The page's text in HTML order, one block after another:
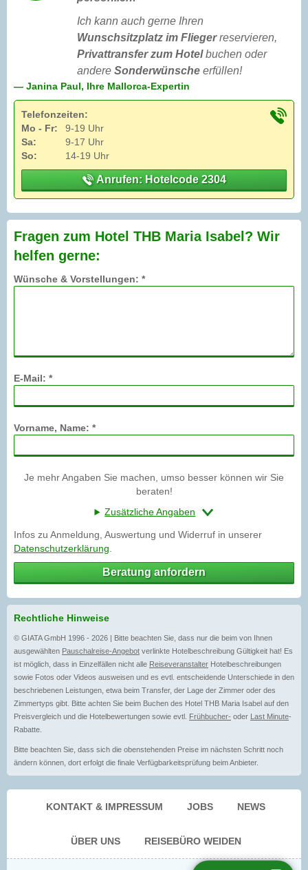
Ich kann auch gerne Ihren
Wunschsitzplatz im Fliegerreservieren,
Privattransfer zum Hotelbuchen oder
andere Sonderwünsche erfüllen!
— Janina Paul, Ihre Mallorca-Expertin
Telefonzeiten:
Mo - Fr:
9-19 Uhr
Sa:
9-17 Uhr
So:
14-19 Uhr
Anrufen: Hotelcode 2304
Fragen zum Hotel THB Maria Isabel? Wir
helfen gerne:
Wünsche & Vorstellungen: *
E-Mail: *
Vorname, Name: *
Je mehr Angaben Sie machen, umso besser können wir Sie
beraten!
Zusätzliche Angaben
Infos zu Anmeldung, Auswertung und Widerruf in unserer
Datenschutzerklärung
Beratung anfordern
Rechtliche Hinweise
© GIATA GmbH 1996 - 2026 | Bitte beachten Sie, dass nur die beim von Ihnen
ausgewählten Pauschalreise-Angebot verlinkte Hotelbeschreibung Gültigkeit hat! Es
ist möglich, dass in Einzelfällen nicht alle Reiseveranstalter Hotelbeschreibungen
sowie Fotos oder Videos ausweisen und es evtl. entscheidende Unterschiede in den
beschriebenen Leistungen, etwa beim Transfer, der Lage der Zimmer oder des
Zimmertyps gibt. Bitte achten Sie beim Buchen des Hotel THB Maria Isabel auf den
Preisvergleich und die Hotelbewertungen sowie evtl. Frühbucher- oder Last Minute-
Rabatte.
Bitte beachten Sie, dass sich die obenstehenden Preise im nächsten Schritt noch
ändern können, dort erfolgt die finale Verfügbarkeitsprüfung beim Anbieter.
KONTAKT & IMPRESSUM JOBS NEWS
ÜBER UNS REISEBÜRO WEIDEN